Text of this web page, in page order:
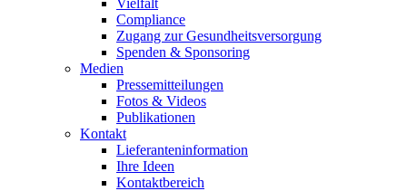
Vielfalt
Compliance
Zugang zur Gesundheitsversorgung
Spenden & Sponsoring
Medien
Pressemitteilungen
Fotos & Videos
Publikationen
Kontakt
Lieferanteninformation
Ihre Ideen
Kontaktbereich